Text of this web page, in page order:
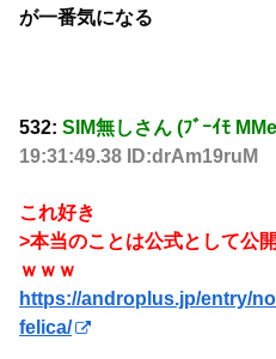
が一番気になる
532: SIM無しさん (ﾌﾞｰｲﾓ
19:31:49.38 ID:drAm19ruM
これ好き
>本当のことは公式として公
ｗｗｗ
https://androplus.jp/entry/
felica/